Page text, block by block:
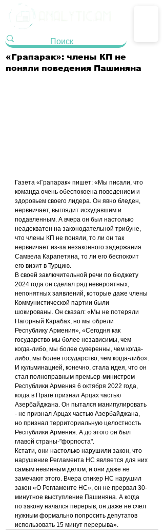
«Грапарак»: члены КП не
поняли поведения Пашиняна
Газета «Грапарак» пишет: «Мы писали, что
команда очень обеспокоена поведением и
здоровьем своего лидера. Он явно бледен,
нервничает, выглядит исхудавшим и
подавленным. А вчера он был настолько
неадекватен на законодательной трибуне,
что члены КП не поняли, то ли он так
нервничает из-за незаконного задержания
Самвела Карапетяна, то ли его беспокоит
его визит в Турцию.
В своей заключительной речи по бюджету
2024 года он сделал ряд невероятных,
непонятных заявлений, которые даже члены
Коммунистической партии были
шокированы. Он сказал: «Мы не потеряли
Нагорный Карабах, но мы обрели
Республику Армения», «Сегодня как
государство мы более независимы, чем
когда-либо, мы более суверенны, чем когда-
либо, мы более государство, чем когда-либо».
И кульминацией, конечно, стала идея, что он
стал полноправным премьер-министром
Республики Армения 6 октября 2022 года,
когда в Праге признал Арцах частью
Азербайджана. Он пытался манипулировать
- не признал Арцах частью Азербайджана,
но признал территориальную целостность
Республики Армения. А до этого он был
главой страны-"форпоста".
Кстати, они настолько нарушили закон, что
нарушение Регламента НС является для них
самым невинным делом, и они даже не
замечают этого. Вчера спикер НС нарушил
закон «О Регламенте НС», он не прервал 30-
минутное выступление Пашиняна. А когда
по закону начался перерыв, он даже не счел
нужным формально попросить депутатов
использовать 15 минут перерыва».